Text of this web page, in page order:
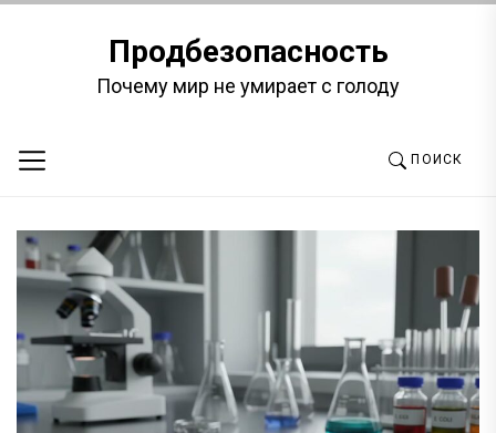
содержимомуПродбезопасность
Почему мир не умирает с голоду
ПОИСК